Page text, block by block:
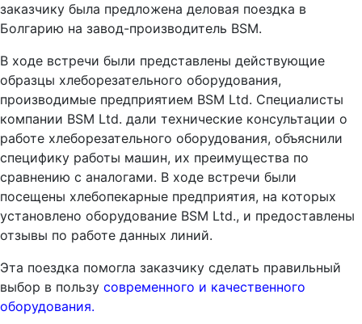
заказчику была предложена деловая поездка в
Болгарию на завод-производитель BSM.
В ходе встречи были представлены действующие
образцы хлеборезательного оборудования,
производимые предприятием BSM Ltd. Специалисты
компании BSM Ltd. дали технические консультации о
работе хлеборезательного оборудования, объяснили
специфику работы машин, их преимущества по
сравнению с аналогами. В ходе встречи были
посещены хлебопекарные предприятия, на которых
установлено оборудование BSM Ltd., и предоставлены
отзывы по работе данных линий.
Эта поездка помогла заказчику сделать правильный
выбор в пользу современного и качественного
оборудования.